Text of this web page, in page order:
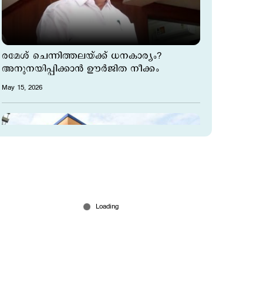
രമേശ് ചെന്നിത്തലയ്ക്ക് ധനകാര്യം?
അനുനയിപ്പിക്കാന്‍ ഊര്‍ജിത നീക്കം
May 15, 2026